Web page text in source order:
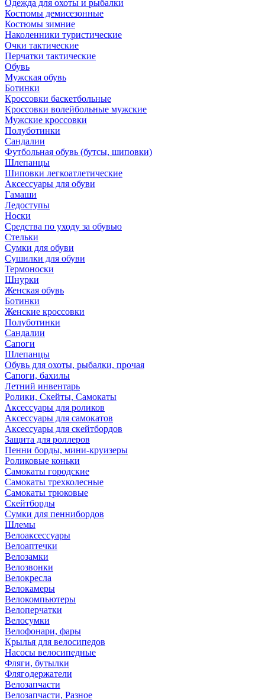
Одежда для охоты и рыбалки
Костюмы демисезонные
Костюмы зимние
Наколенники туристические
Очки тактические
Перчатки тактические
Обувь
Мужская обувь
Ботинки
Кроссовки баскетбольные
Кроссовки волейбольные мужские
Мужские кроссовки
Полуботинки
Сандалии
Футбольная обувь (бутсы, шиповки)
Шлепанцы
Шиповки легкоатлетические
Аксессуары для обуви
Гамаши
Ледоступы
Носки
Средства по уходу за обувью
Стельки
Сумки для обуви
Сушилки для обуви
Термоноски
Шнурки
Женская обувь
Ботинки
Женские кроссовки
Полуботинки
Сандалии
Сапоги
Шлепанцы
Обувь для охоты, рыбалки, прочая
Сапоги, бахилы
Летний инвентарь
Ролики, Скейты, Самокаты
Аксессуары для роликов
Аксессуары для самокатов
Аксессуары для скейтбордов
Защита для роллеров
Пенни борды, мини-круизеры
Роликовые коньки
Самокаты городские
Самокаты трехколесные
Самокаты трюковые
Скейтборды
Сумки для пеннибордов
Шлемы
Велоаксессуары
Велоаптечки
Велозамки
Велозвонки
Велокресла
Велокамеры
Велокомпьютеры
Велоперчатки
Велосумки
Велофонари, фары
Крылья для велосипедов
Насосы велосипедные
Фляги, бутылки
Флягодержатели
Велозапчасти
Велозапчасти, Разное